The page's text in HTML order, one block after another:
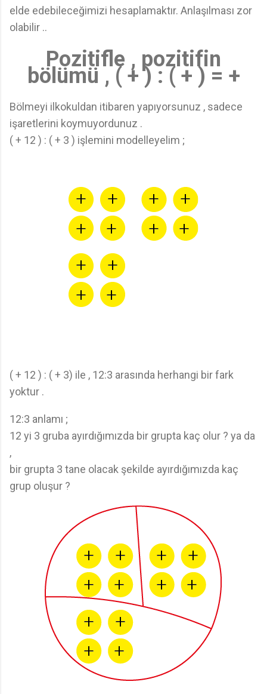
elde edebileceğimizi hesaplamaktır. Anlaşılması zor
olabilir ..
Pozitifle , pozitifin
bölümü , ( + ) : ( + ) = +
Bölmeyi ilkokuldan itibaren yapıyorsunuz , sadece
işaretlerini koymuyordunuz .
( + 12 ) : ( + 3 ) işlemini modelleyelim ;
( + 12 ) : ( + 3) ile , 12:3 arasında herhangi bir fark
yoktur .
12:3 anlamı ;
12 yi 3 gruba ayırdığımızda bir grupta kaç olur ? ya da
,
bir grupta 3 tane olacak şekilde ayırdığımızda kaç
grup oluşur ?